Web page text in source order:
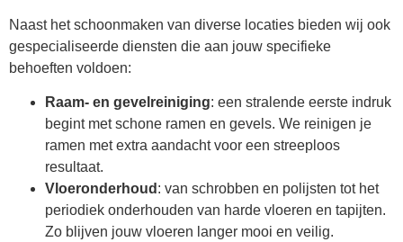
Naast het schoonmaken van diverse locaties bieden wij ook
gespecialiseerde diensten die aan jouw specifieke
behoeften voldoen:
Raam- en gevelreiniging: een stralende eerste indruk
begint met schone ramen en gevels. We reinigen je
ramen met extra aandacht voor een streeploos
resultaat.
Vloeronderhoud : van schrobben en polijsten tot het
periodiek onderhouden van harde vloeren en tapijten.
Zo blijven jouw vloeren langer mooi en veilig.